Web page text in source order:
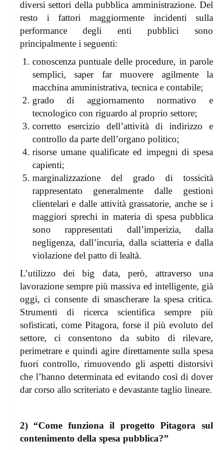
diversi settori della pubblica amministrazione. Del
resto i fattori maggiormente incidenti sulla
performance degli enti pubblici sono
principalmente i seguenti:
conoscenza puntuale delle procedure, in parole
semplici, saper far muovere agilmente la
macchina amministrativa, tecnica e contabile;
grado di aggiornamento normativo e
tecnologico con riguardo al proprio settore;
corretto esercizio dell’attività di indirizzo e
controllo da parte dell’organo politico;
risorse umane qualificate ed impegni di spesa
capienti;
marginalizzazione del grado di tossicità
rappresentato generalmente dalle gestioni
clientelari e dalle attività grassatorie, anche se i
maggiori sprechi in materia di spesa pubblica
sono rappresentati dall’imperizia, dalla
negligenza, dall’incuria, dalla sciatteria e dalla
violazione del patto di lealtà.
L’utilizzo dei big data, però, attraverso una
lavorazione sempre più massiva ed intelligente, già
oggi, ci consente di smascherare la spesa critica.
Strumenti di ricerca scientifica sempre più
sofisticati, come Pitagora, forse il più evoluto del
settore, ci consentono da subito di rilevare,
perimetrare e quindi agire direttamente sulla spesa
fuori controllo, rimuovendo gli aspetti distorsivi
che l’hanno determinata ed evitando così di dover
dar corso allo scriteriato e devastante taglio lineare.
2) “Come funziona il progetto Pitagora sul
contenimento della spesa pubblica?”